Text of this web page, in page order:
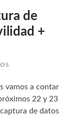
de
+
vamos a contar
22 y 23
de datos